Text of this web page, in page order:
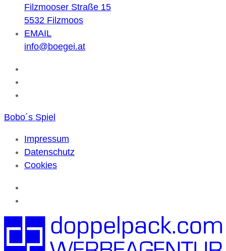
Filzmooser Straße 15
5532 Filzmoos
EMAIL
info@boegei.at
Bobo´s Spiel
Impressum
Datenschutz
Cookies